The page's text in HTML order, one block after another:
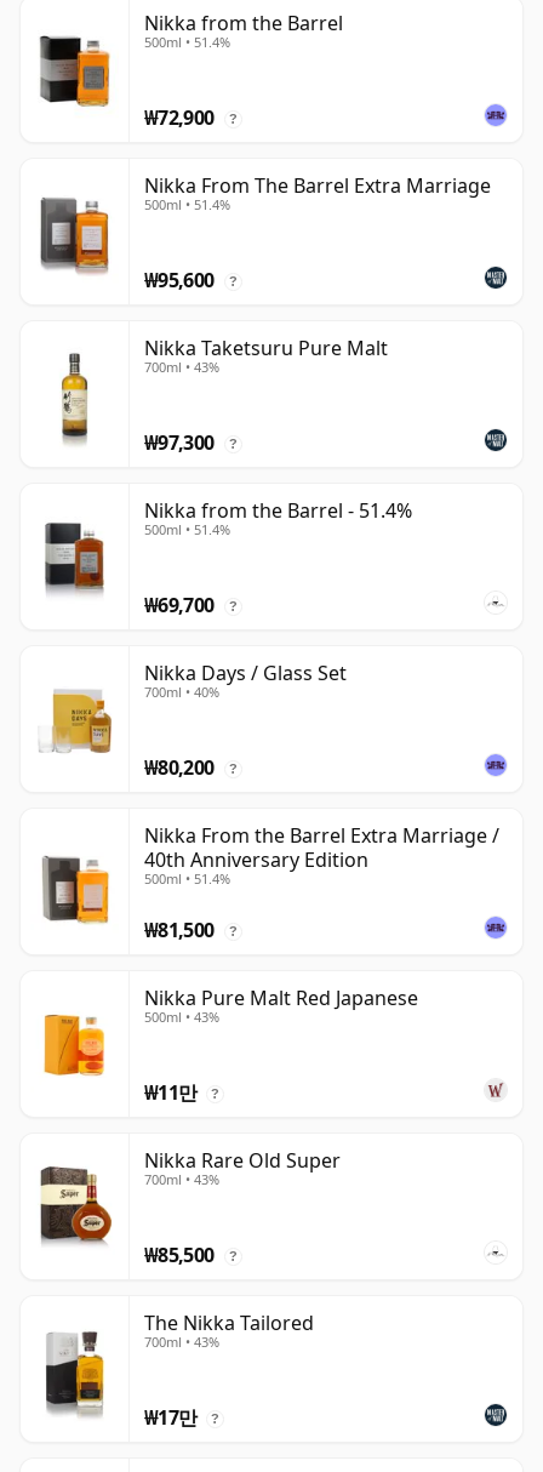
Nikka from the Barrel
500ml • 51.4%
₩72,900 ?
Nikka From The Barrel Extra Marriage
500ml • 51.4%
₩95,600 ?
Nikka Taketsuru Pure Malt
700ml • 43%
₩97,300 ?
Nikka from the Barrel - 51.4%
500ml • 51.4%
₩69,700 ?
Nikka Days / Glass Set
700ml • 40%
₩80,200 ?
Nikka From the Barrel Extra Marriage /
40th Anniversary Edition
500ml • 51.4%
₩81,500 ?
Nikka Pure Malt Red Japanese
500ml • 43%
₩11만 ?
Nikka Rare Old Super
700ml • 43%
₩85,500 ?
The Nikka Tailored
700ml • 43%
₩17만 ?